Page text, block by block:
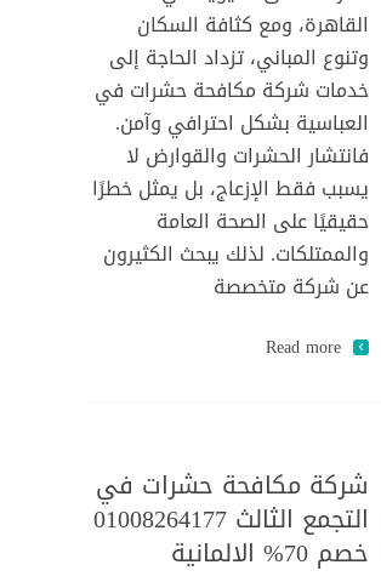
القاهرة، ومع كثافة السكان
وتنوع المباني، تزداد الحاجة إلى
خدمات شركة مكافحة حشرات في
العباسية بشكل احترافي وآمن.
فانتشار الحشرات والقوارض لا
يسبب فقط الإزعاج، بل يمثل خطرًا
حقيقيًا على الصحة العامة
والممتلكات. لذلك يبحث الكثيرون
عن شركة متخصصة
Read more
شركة مكافحة حشرات في
التجمع الثالث 01008264177
خصم 70% الالمانية